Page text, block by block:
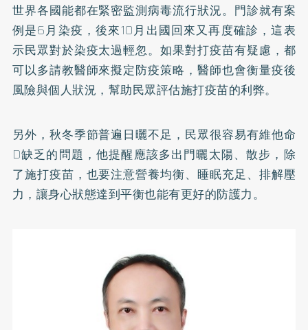
世界各國能都在緊密監測病毒流行狀況。門診就有案
例是6月染疫，後來10月出國回來又再度確診，這表
示民眾對於染疫太過輕忽。如果對打疫苗有疑慮，都
可以多請教醫師來擬定防疫策略，醫師也會衡量疫後
風險與個人狀況，幫助民眾評估施打疫苗的利弊。
另外，秋冬季節普遍日曬不足，民眾很容易有維他命
D缺乏的問題，他提醒應該多出門曬太陽、散步，除
了施打疫苗，也要注意營養均衡、睡眠充足、排解壓
力，讓身心狀態達到平衡也能有更好的防護力。